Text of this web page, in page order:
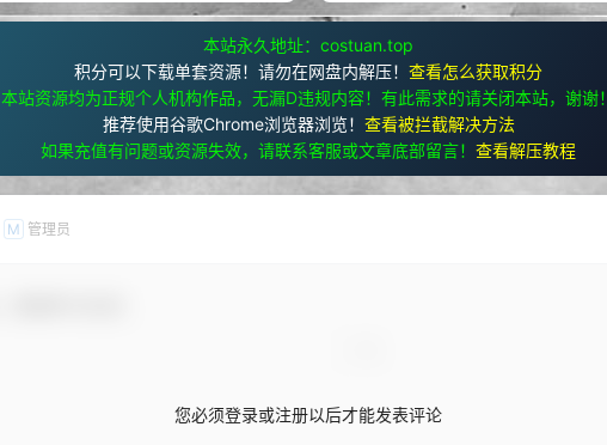
本站永久地址：costuan.top
积分可以下载单套资源！请勿在网盘内解压！ 查看怎么获取积分
本站资源均为正规个人机构作品，无漏D违规内容！有此需求的请关闭本站，谢谢！
推荐使用谷歌Chrome浏览器浏览！ 查看被拦截解决方法
如果充值有问题或资源失效，请联系客服或文章底部留言！ 查看解压教程
M 管理员
您必须登录或注册以后才能发表评论